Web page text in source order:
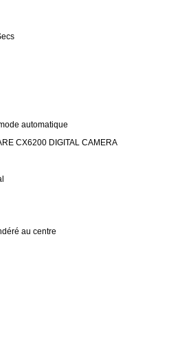
automatique
CX6200 DIGITAL CAMERA
au centre